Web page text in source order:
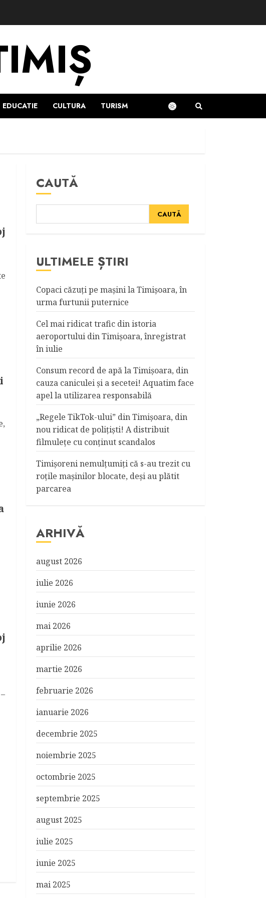
EDUCATIE CULTURA TURISM
CAUTĂ
CAUTĂ
ULTIMELE ȘTIRI
Copaci căzuţi pe maşini la Timişoara, în
urma furtunii puternice
Cel mai ridicat trafic din istoria
aeroportului din Timişoara, înregistrat
în iulie
Consum record de apă la Timişoara, din
cauza caniculei şi a secetei! Aquatim face
apel la utilizarea responsabilă
„Regele TikTok-ului” din Timişoara, din
nou ridicat de poliţişti! A distribuit
filmuleţe cu conţinut scandalos
Timişoreni nemulţumiţi că s-au trezit cu
roţile maşinilor blocate, deşi au plătit
parcarea
ARHIVĂ
august 2026
iulie 2026
iunie 2026
mai 2026
aprilie 2026
martie 2026
februarie 2026
ianuarie 2026
decembrie 2025
noiembrie 2025
octombrie 2025
septembrie 2025
august 2025
iulie 2025
iunie 2025
mai 2025